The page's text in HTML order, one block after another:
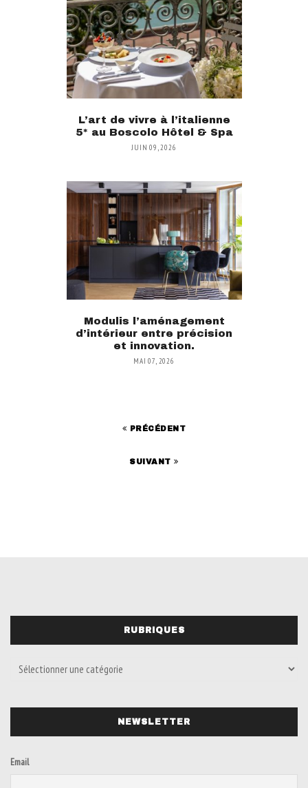
L’art de vivre à l’italienne
5* au Boscolo Hôtel & Spa
JUIN 09, 2026
Modulis l’aménagement
d’intérieur entre précision
et innovation.
MAI 07, 2026
PRÉCÉDENT
SUIVANT
RUBRIQUES
NEWSLETTER
Email